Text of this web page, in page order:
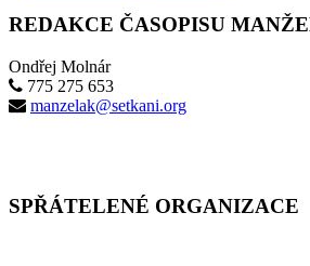
REDAKCE ČASOPISU
Ondřej Molnár
775 275 653
manzelak@setkani.org
SPŘÁTELENÉ ORGANIZACE